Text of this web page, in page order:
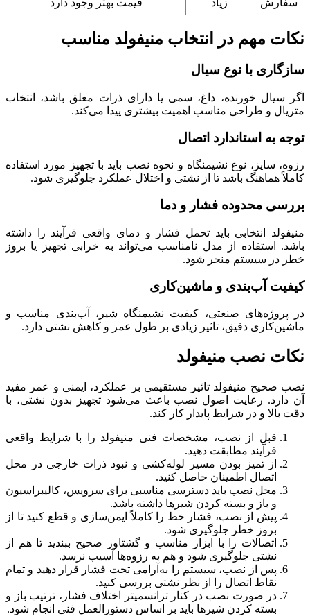
سفارش
زیاد
قیمت بهتر وجود دارد
نکات مهم در انتخاب منیفولد مناسب
سازگاری با نوع سیال
اگر سیال خورنده، داغ، سمی یا دارای ذرات معلق باشد، انتخاب
متریال و طراحی مناسب اهمیت بیشتری پیدا می‌کند.
توجه به استاندارد اتصال
رزوه، سایز، نوع نشیمنگاه و نحوه نصب باید با تجهیز مورد استفاده
کاملاً هماهنگ باشد تا از نشتی و اختلال عملکرد جلوگیری شود.
بررسی محدوده فشار و دما
منیفولد انتخابی باید تحمل فشار و دمای واقعی فرآیند را داشته
باشد. استفاده از مدل نامناسب می‌تواند به خرابی تجهیز یا بروز
خطر در سیستم منجر شود.
کیفیت آب‌بندی و ماشین‌کاری
در پروژه‌های صنعتی، کیفیت نشیمنگاه شیر، آب‌بندی مناسب و
ماشین‌کاری دقیق، تاثیر زیادی بر طول عمر و کاهش نشتی دارد.
نکات نصب منیفولد
نصب صحیح منیفولد تاثیر مستقیمی بر عملکرد، ایمنی و عمر مفید
آن دارد. رعایت اصول نصب باعث می‌شود تجهیز بدون نشتی، با
دقت بالا و در شرایط پایدار کار کند.
قبل از نصب، مشخصات فنی منیفولد را با شرایط واقعی
فرآیند مطابقت دهید.
از تمیز بودن مسیر لوله‌کشی و نبود ذرات خارجی در محل
اتصال اطمینان حاصل کنید.
محل نصب باید دسترسی مناسبی برای سرویس، کالیبراسیون
و باز و بسته کردن شیرها داشته باشد.
پیش از نصب، فشار خط را کاملاً ایمن‌سازی و قطع کنید تا از
بروز خطر جلوگیری شود.
اتصالات را با ابزار مناسب و گشتاور صحیح ببندید تا هم از
نشتی جلوگیری شود و هم به رزوه‌ها آسیب نرسد.
پس از نصب، سیستم را به‌آرامی تحت فشار قرار دهید و تمام
نقاط اتصال را از نظر نشتی بررسی کنید.
در صورت نصب در کنار ترانسمیتر اختلاف فشار، ترتیب باز و
بسته کردن شیرها باید بر اساس دستورالعمل فنی انجام شود.